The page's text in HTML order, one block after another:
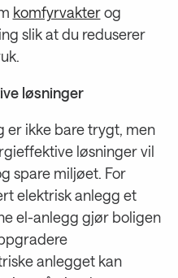
komfyrvakterog
slik at du reduserer
løsninger
er ikke bare trygt, men
løsninger vil
spare miljøet. For
elektrisk anlegg et
el-anlegg gjør boligen
anlegget kan